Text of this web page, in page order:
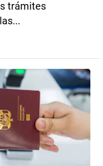
trámites